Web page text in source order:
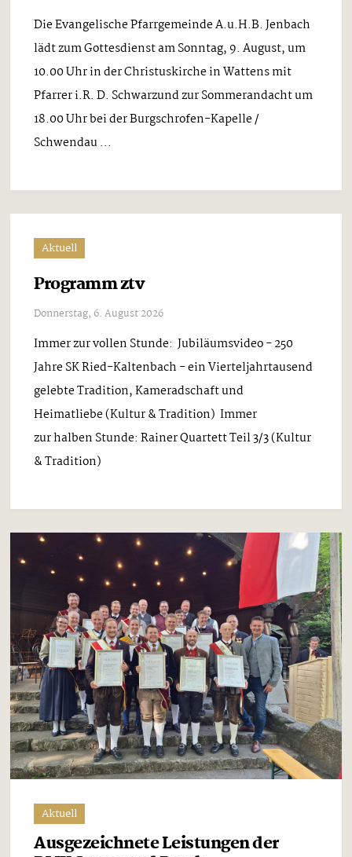
Die Evangelische Pfarrgemeinde A.u.H.B. Jenbach
lädt zum Gottesdienst am Sonntag, 9. August, um
10.00 Uhr in der Christuskirche in Wattens mit
Pfarrer i.R. D. Schwarzund zur Sommerandacht um
18.00 Uhr bei der Burgschrofen-Kapelle /
Schwendau ...
Aktuell
Programm ztv
Donnerstag, 6. August 2026
Immer zur vollen Stunde: Jubiläumsvideo - 250
Jahre SK Ried-Kaltenbach - ein Vierteljahrtausend
gelebte Tradition, Kameradschaft und
Heimatliebe (Kultur & Tradition) Immer
zur halben Stunde: Rainer Quartett Teil 3/3 (Kultur
& Tradition)
Aktuell
Ausgezeichnete Leistungen der